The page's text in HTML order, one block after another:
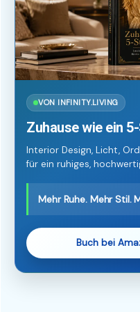
VON INFINITY.LIVING
Zuhause wie ein
Interior Design, Licht,
für ein ruhiges,
Mehr Ruhe. Mehr Stil.
Buch bei